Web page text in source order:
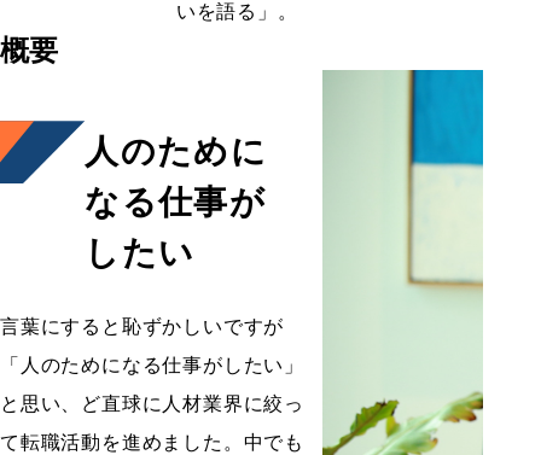
いを語る」。
概要
人のために
なる仕事が
したい
言葉にすると恥ずかしいですが
「人のためになる仕事がしたい」
と思い、ど直球に人材業界に絞っ
て転職活動を進めました。中でも